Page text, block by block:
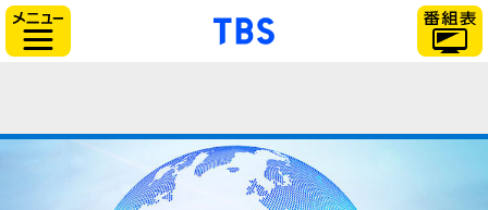
「TBSテレビ」トップ